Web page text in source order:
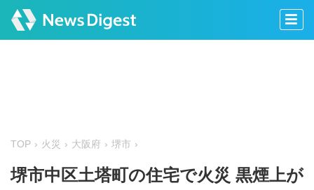
TOP 火災 大阪府 堺市
堺市中区土塔町の住宅で火災 黒煙上が